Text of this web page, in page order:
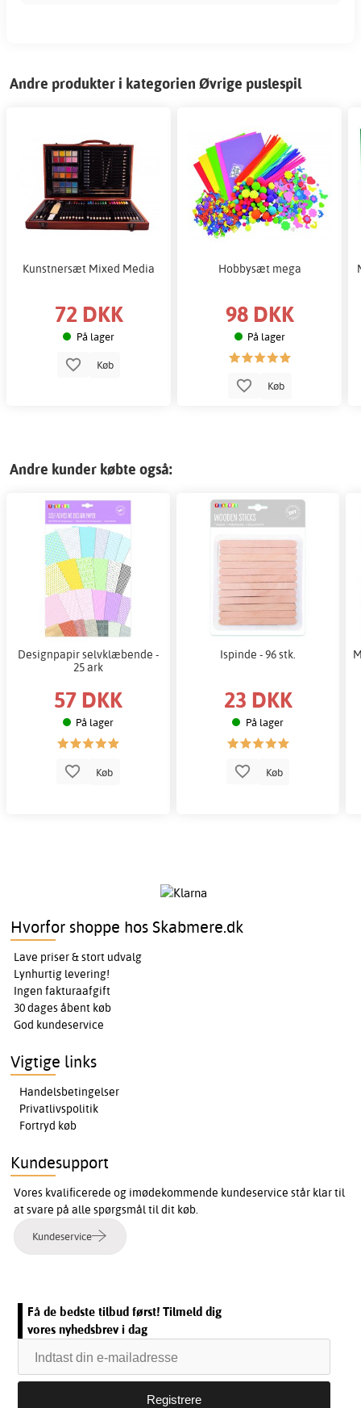
Andre produkter i kategorien Øvrige puslespil
Kunstnersæt Mixed Media
72 DKK
På lager
Køb
Hobbysæt mega
98 DKK
På lager
Køb
Andre kunder købte også:
Designpapir selvklæbende -
25 ark
57 DKK
På lager
Køb
Ispinde - 96 stk.
23 DKK
På lager
Køb
Hvorfor shoppe hos Skabmere.dk
Lave priser & stort udvalg
Lynhurtig levering!
Ingen fakturaafgift
30 dages åbent køb
God kundeservice
Vigtige links
Handelsbetingelser
Privatlivspolitik
Fortryd køb
Kundesupport
Vores kvalificerede og imødekommende kundeservice står klar til
at svare på alle spørgsmål til dit køb.
Kundeservice
Få de bedste tilbud først! Tilmeld dig
vores nyhedsbrev i dag